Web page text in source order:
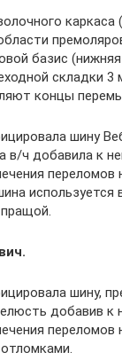
каркаса
базис
складки 3
концы
шину
в/ч добавила к
используется
шину,
добавив к
переломов